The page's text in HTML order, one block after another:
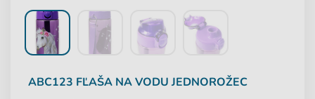
ABC123 FĽAŠA NA VODU JEDNOROŽEC